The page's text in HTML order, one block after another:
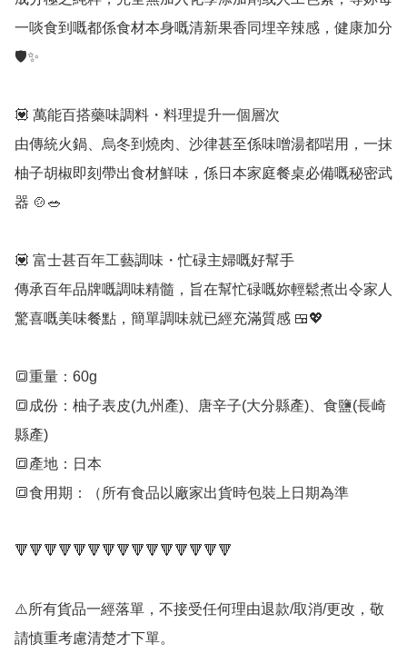
一啖食到嘅都係食材本身嘅清新果香同埋辛辣感，健康加分
🛡️✨
💟 萬能百搭藥味調料・料理提升一個層次
由傳統火鍋、烏冬到燒肉、沙律甚至係味噌湯都啱用，一抹
柚子胡椒即刻帶出食材鮮味，係日本家庭餐桌必備嘅秘密武
器 🍲🥗
💟 富士甚百年工藝調味・忙碌主婦嘅好幫手
傳承百年品牌嘅調味精髓，旨在幫忙碌嘅妳輕鬆煮出令家人
驚喜嘅美味餐點，簡單調味就已經充滿質感 🍱💖
🔳重量：60g
🔳成份：柚子表皮(九州產)、唐辛子(大分縣產)、食鹽(長崎
縣產)
🔳產地：日本
🔳食用期：（所有食品以廠家出貨時包裝上日期為準
🔻🔻🔻🔻🔻🔻🔻🔻🔻🔻🔻🔻🔻🔻🔻
⚠️所有貨品一經落單，不接受任何理由退款/取消/更改，敬
請慎重考慮清楚才下單。